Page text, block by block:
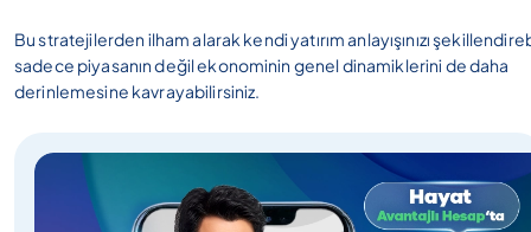
Bu stratejilerden ilham alarak kendi yatırım anlayışınızı
sadece piyasanın değil ekonominin genel dinamiklerini de daha
derinlemesine kavrayabilirsiniz.